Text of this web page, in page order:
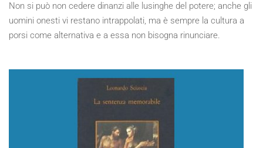
Non si può non cedere dinanzi alle lusinghe del potere; anche gli
uomini onesti vi restano intrappolati, ma è sempre la cultura a
porsi come alternativa e a essa non bisogna rinunciare.